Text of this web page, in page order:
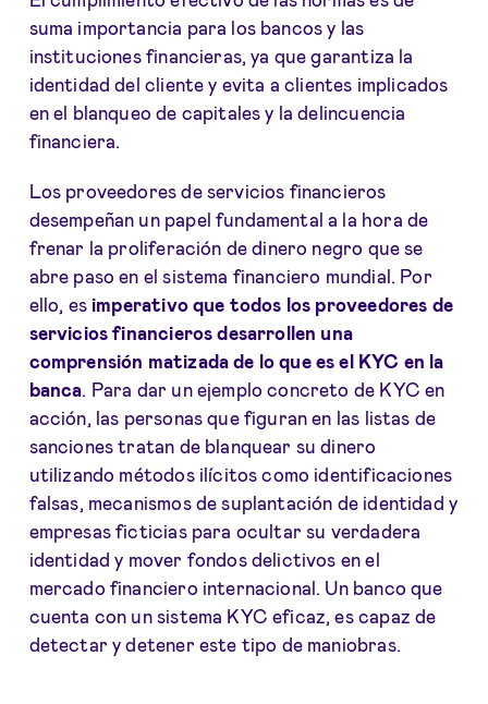
suma importancia para los bancos y las
instituciones financieras, ya que garantiza la
identidad del cliente y evita a clientes implicados
en el blanqueo de capitales y la delincuencia
financiera.
Los proveedores de servicios financieros
desempeñan un papel fundamental a la hora de
frenar la proliferación de dinero negro que se
abre paso en el sistema financiero mundial. Por
ello, es imperativo que todos los proveedores de
servicios financieros desarrollen una
comprensión matizada de lo que es el KYC en la
banca. Para dar un ejemplo concreto de KYC en
acción, las personas que figuran en las listas de
sanciones tratan de blanquear su dinero
utilizando métodos ilícitos como identificaciones
falsas, mecanismos de suplantación de identidad y
empresas ficticias para ocultar su verdadera
identidad y mover fondos delictivos en el
mercado financiero internacional. Un banco que
cuenta con un sistema KYC eficaz, es capaz de
detectar y detener este tipo de maniobras.